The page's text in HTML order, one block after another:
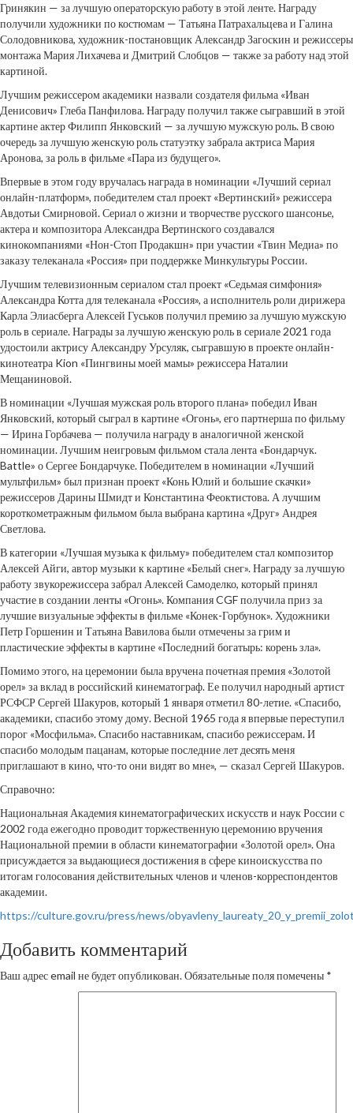
Гринякин — за лучшую операторскую работу в этой ленте. Награду
получили художники по костюмам — Татьяна Патрахальцева и Галина
Солодовникова, художник-постановщик Александр Загоскин и режиссеры
монтажа Мария Лихачева и Дмитрий Слобцов — также за работу над этой
картиной.
Лучшим режиссером академики назвали создателя фильма «Иван
Денисович» Глеба Панфилова. Награду получил также сыгравший в этой
картине актер Филипп Янковский — за лучшую мужскую роль. В свою
очередь за лучшую женскую роль статуэтку забрала актриса Мария
Аронова, за роль в фильме «Пара из будущего».
Впервые в этом году вручалась награда в номинации «Лучший сериал
онлайн-платформ», победителем стал проект «Вертинский» режиссера
Авдотьи Смирновой. Сериал о жизни и творчестве русского шансонье,
актера и композитора Александра Вертинского создавался
кинокомпаниями «Нон-Стоп Продакшн» при участии «Твин Медиа» по
заказу телеканала «Россия» при поддержке Минкультуры России.
Лучшим телевизионным сериалом стал проект «Седьмая симфония»
Александра Котта для телеканала «Россия», а исполнитель роли дирижера
Карла Элиасберга Алексей Гуськов получил премию за лучшую мужскую
роль в сериале. Награды за лучшую женскую роль в сериале 2021 года
удостоили актрису Александру Урсуляк, сыгравшую в проекте онлайн-
кинотеатра Kion «Пингвины моей мамы» режиссера Наталии
Мещаниновой.
В номинации «Лучшая мужская роль второго плана» победил Иван
Янковский, который сыграл в картине «Огонь», его партнерша по фильму
— Ирина Горбачева — получила награду в аналогичной женской
номинации. Лучшим неигровым фильмом стала лента «Бондарчук.
Battle» о Сергее Бондарчуке. Победителем в номинации «Лучший
мультфильм» был признан проект «Конь Юлий и большие скачки»
режиссеров Дарины Шмидт и Константина Феоктистова. А лучшим
короткометражным фильмом была выбрана картина «Друг» Андрея
Светлова.
В категории «Лучшая музыка к фильму» победителем стал композитор
Алексей Айги, автор музыки к картине «Белый снег». Награду за лучшую
работу звукорежиссера забрал Алексей Самоделко, который принял
участие в создании ленты «Огонь». Компания CGF получила приз за
лучшие визуальные эффекты в фильме «Конек-Горбунок». Художники
Петр Горшенин и Татьяна Вавилова были отмечены за грим и
пластические эффекты в картине «Последний богатырь: корень зла».
Помимо этого, на церемонии была вручена почетная премия «Золотой
орел» за вклад в российский кинематограф. Ее получил народный артист
РСФСР Сергей Шакуров, который 1 января отметил 80-летие. «Спасибо,
академики, спасибо этому дому. Весной 1965 года я впервые переступил
порог «Мосфильма». Спасибо наставникам, спасибо режиссерам. И
спасибо молодым пацанам, которые последние лет десять меня
приглашают в кино, что-то они видят во мне», — сказал Сергей Шакуров.
Справочно:
Национальная Академия кинематографических искусств и наук России с
2002 года ежегодно проводит торжественную церемонию вручения
Национальной премии в области кинематографии «Золотой орел». Она
присуждается за выдающиеся достижения в сфере киноискусства по
итогам голосования действительных членов и членов-корреспондентов
академии.
https://culture.gov.ru/press/news/
Добавить комментарий
Ваш адрес email не будет опубликован.Обязательные поля помечены *